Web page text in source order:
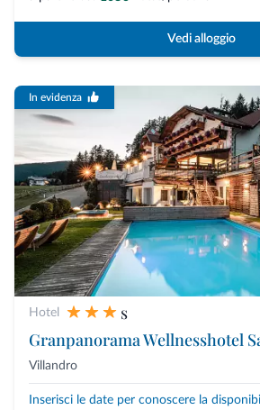
Vedi alloggio
In evidenza
Hotel
s
Granpanorama Wellnesshotel
Villandro
Inserisci le date per conoscere la